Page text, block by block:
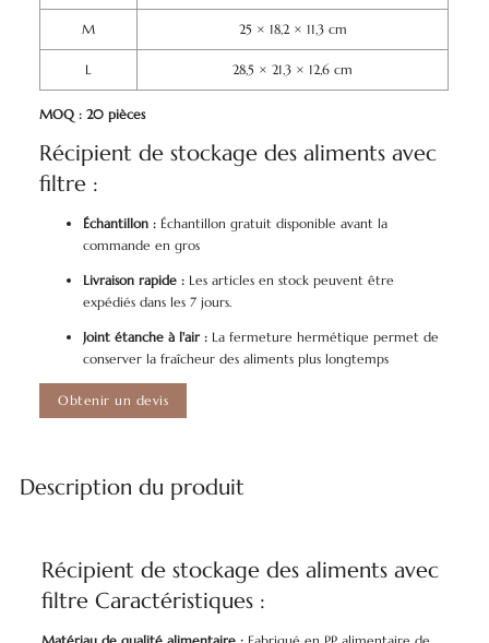
M 25 × 18,2 × 11,3 cm
L 28,5 × 21,3 × 12,6 cm
MOQ : 20 pièces
Récipient de stockage des aliments avec
filtre :
Échantillon : Échantillon gratuit disponible avant la
commande en gros
Livraison rapide : Les articles en stock peuvent être
expédiés dans les 7 jours.
Joint étanche à l'air : La fermeture hermétique permet de
conserver la fraîcheur des aliments plus longtemps
Obtenir un devis
Description du produit
Récipient de stockage des aliments avec
filtre Caractéristiques :